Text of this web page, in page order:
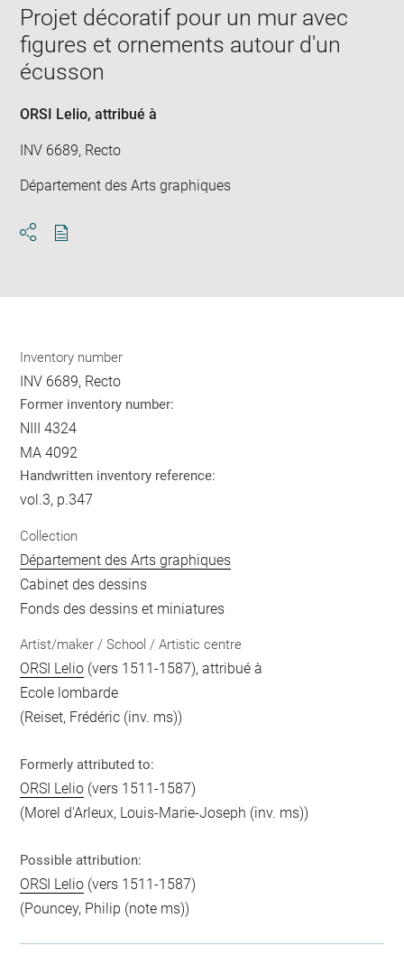
window
Projet décoratif pour un mur avec
figures et ornements autour d'un
écusson
ORSI Lelio, attribué à
INV 6689, Recto
Département des Arts graphiques
Inventory number
INV 6689, Recto
Former inventory number:
NIII 4324
MA 4092
Handwritten inventory reference:
vol.3, p.347
Collection
Département des Arts graphiques
Cabinet des dessins
Fonds des dessins et miniatures
Artist/maker / School / Artistic centre
ORSI Lelio (vers 1511-1587), attribué à
Ecole lombarde
(Reiset, Frédéric (inv. ms))
Formerly attributed to:
ORSI Lelio (vers 1511-1587)
(Morel d'Arleux, Louis-Marie-Joseph (inv. ms))
Possible attribution:
ORSI Lelio (vers 1511-1587)
(Pouncey, Philip (note ms))